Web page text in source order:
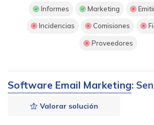
Informes Marketing
Incidencias Comisiones
Proveedores
Software Email Marketing:
Valorar solución